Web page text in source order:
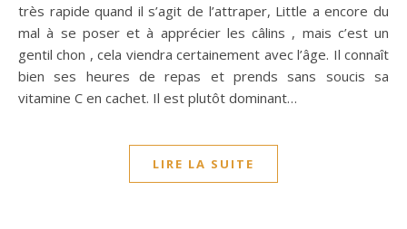
très rapide quand il s’agit de l’attraper, Little a encore du
mal à se poser et à apprécier les câlins , mais c’est un
gentil chon , cela viendra certainement avec l’âge. Il connaît
bien ses heures de repas et prends sans soucis sa
vitamine C en cachet. Il est plutôt dominant…
LIRE LA SUITE